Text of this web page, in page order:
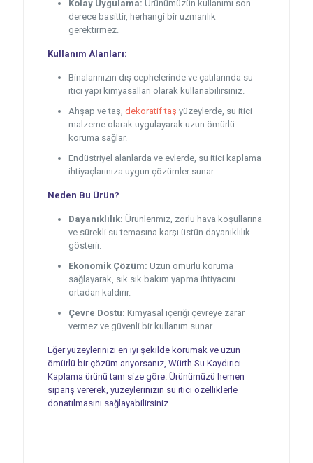
Kolay Uygulama: Ürünümüzün kullanımı son
derece basittir, herhangi bir uzmanlık
gerektirmez.
Kullanım Alanları:
Binalarınızın dış cephelerinde ve çatılarında su
itici yapı kimyasalları olarak kullanabilirsiniz.
Ahşap ve taş, dekoratif taş yüzeylerde, su itici
malzeme olarak uygulayarak uzun ömürlü
koruma sağlar.
Endüstriyel alanlarda ve evlerde, su itici kaplama
ihtiyaçlarınıza uygun çözümler sunar.
Neden Bu Ürün?
Dayanıklılık: Ürünlerimiz, zorlu hava koşullarına
ve sürekli su temasına karşı üstün dayanıklılık
gösterir.
Ekonomik Çözüm: Uzun ömürlü koruma
sağlayarak, sık sık bakım yapma ihtiyacını
ortadan kaldırır.
Çevre Dostu: Kimyasal içeriği çevreye zarar
vermez ve güvenli bir kullanım sunar.
Eğer yüzeylerinizi en iyi şekilde korumak ve uzun
ömürlü bir çözüm arıyorsanız, Würth Su Kaydırıcı
Kaplama ürünü tam size göre. Ürünümüzü hemen
sipariş vererek, yüzeylerinizin su itici özelliklerle
donatılmasını sağlayabilirsiniz.